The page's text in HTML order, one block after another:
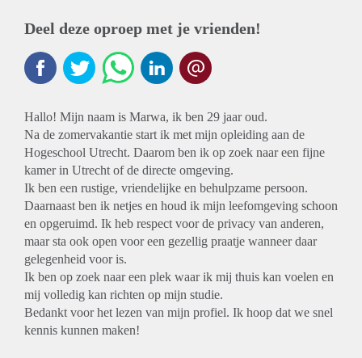
Deel deze oproep met je vrienden!
Hallo! Mijn naam is Marwa, ik ben 29 jaar oud.
Na de zomervakantie start ik met mijn opleiding aan de
Hogeschool Utrecht. Daarom ben ik op zoek naar een fijne
kamer in Utrecht of de directe omgeving.
Ik ben een rustige, vriendelijke en behulpzame persoon.
Daarnaast ben ik netjes en houd ik mijn leefomgeving schoon
en opgeruimd. Ik heb respect voor de privacy van anderen,
maar sta ook open voor een gezellig praatje wanneer daar
gelegenheid voor is.
Ik ben op zoek naar een plek waar ik mij thuis kan voelen en
mij volledig kan richten op mijn studie.
Bedankt voor het lezen van mijn profiel. Ik hoop dat we snel
kennis kunnen maken!